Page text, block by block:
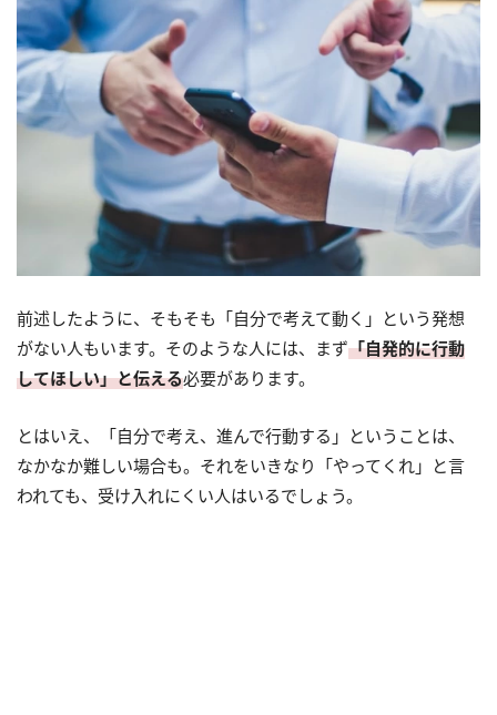
前述したように、そもそも「自分で考えて動く」という発想
がない人もいます。そのような人には、まず「自発的に行動
してほしい」と伝える必要があります。
とはいえ、「自分で考え、進んで行動する」ということは、
なかなか難しい場合も。それをいきなり「やってくれ」と言
われても、受け入れにくい人はいるでしょう。